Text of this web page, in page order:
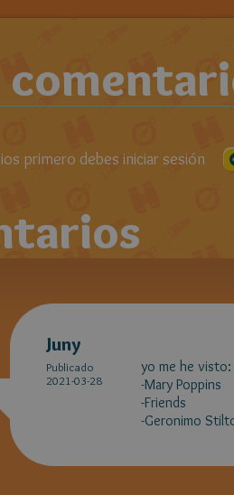
primero debes iniciar sesión
Juny
Publicado
2021-03-28
yo me he visto:
-Mary Poppins
-Friends
-Geronimo